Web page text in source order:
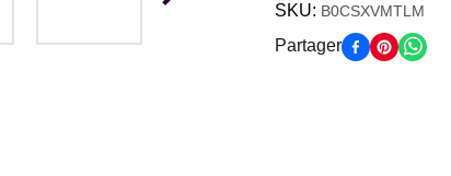
SKU: B0CSXVMTLM
Partager